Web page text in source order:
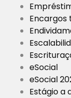
eSocial
eSocial
Estágio a